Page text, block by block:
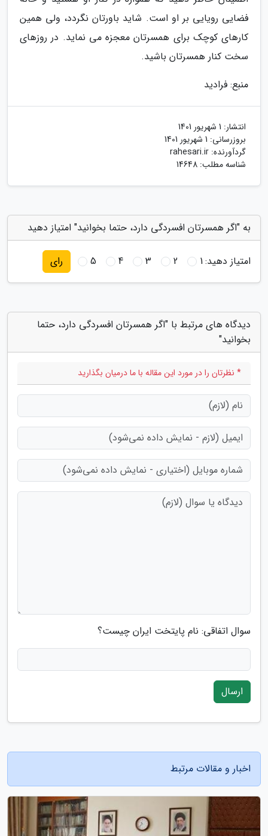
فضایی رویایی بر او است. شاید باورتان نگردد، ولی همین
کارهای کوچک برای همسرتان معجزه می نماید. در روزهای
سخت کنار همسرتان باشید.
منبع: فرادید
انتشار: 1 شهریور 1401
بروزرسانی: 1 شهریور 1401
گردآورنده: rahesari.ir
شناسه مطلب: 14648
به "اگر همسرتان افسردگی دارد، حتما بخوانید" امتیاز دهید
امتیاز دهید:1
2
3
4
5 رای
دیدگاه های مرتبط با "اگر همسرتان افسردگی دارد، حتما
بخوانید"
* نظرتان را در مورد این مقاله با ما درمیان بگذارید
سوال اتفاقی: نام پایتخت ایران چیست؟
ارسال
اخبار و مقالات مرتبط